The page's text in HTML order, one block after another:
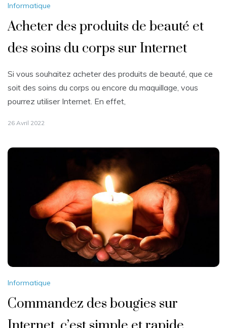
Informatique
Acheter des produits de beauté et
des soins du corps sur Internet
Si vous souhaitez acheter des produits de beauté, que ce
soit des soins du corps ou encore du maquillage, vous
pourrez utiliser Internet. En effet,
26 Avril 2022
Informatique
Commandez des bougies sur